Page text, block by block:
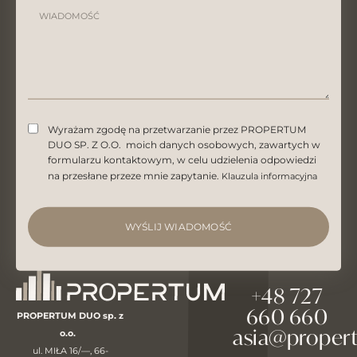
Wyrażam zgodę na przetwarzanie przez PROPERTUM
DUO SP. Z O.O. moich danych osobowych, zawartych w
formularzu kontaktowym, w celu udzielenia odpowiedzi
na przesłane przeze mnie zapytanie. Klauzula informacyjna
WYŚLIJ WIADOMOŚĆ
PROPERTUM DUO sp. z
o.o.
ul. MIŁA 16/—, 66-
+48 727
660 660